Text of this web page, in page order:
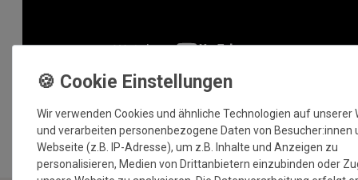
MEHR INFORMATIONEN ZUM EU VERANTWORTLICHEN »
Wir verwenden Cookies und ähnliche Technologien auf unserer
und verarbeiten personenbezogene Daten von Besucher:innen
Webseite (z.B. IP-Adresse), um z.B. Inhalte und Anzeigen zu
personalisieren, Medien von Drittanbietern einzubinden oder